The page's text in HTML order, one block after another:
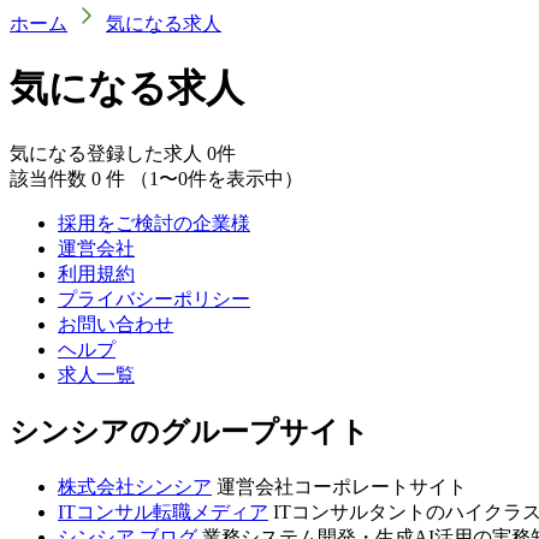
ホーム 気になる求人
気になる求人
気になる登録した求人 0件
該当件数 0 件 （1〜0件を表示中）
採用をご検討の企業様
運営会社
利用規約
プライバシーポリシー
お問い合わせ
ヘルプ
求人一覧
シンシアのグループサイト
株式会社シンシア 運営会社コーポレートサイト
ITコンサル転職メディア ITコンサルタントのハイクラ